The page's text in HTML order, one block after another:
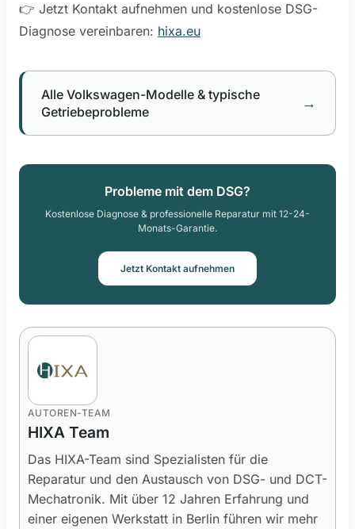
👉 Jetzt Kontakt aufnehmen und kostenlose DSG-
Diagnose vereinbaren: hixa.eu
Alle Volkswagen-Modelle & typische
Getriebeprobleme
→
Probleme mit dem DSG?
Kostenlose Diagnose & professionelle Reparatur mit 12-24-
Monats-Garantie.
Jetzt Kontakt aufnehmen
AUTOREN-TEAM
HIXA Team
Das HIXA-Team sind Spezialisten für die
Reparatur und den Austausch von DSG- und DCT-
Mechatronik. Mit über 12 Jahren Erfahrung und
einer eigenen Werkstatt in Berlin führen wir mehr